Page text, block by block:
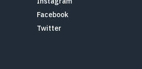
Facebook
Twitter